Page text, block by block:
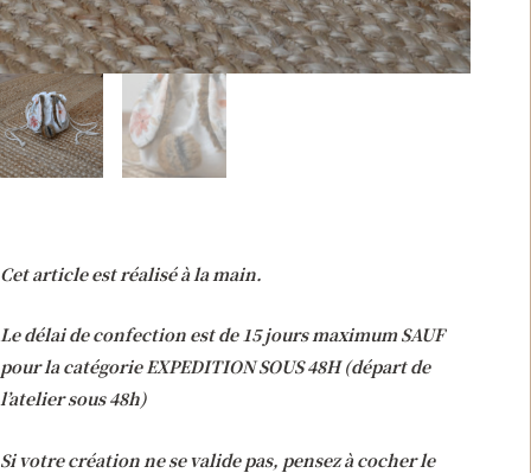
Cet article est réalisé à la main.
Le délai de confection est de 15 jours maximum SAUF
pour la catégorie EXPEDITION SOUS 48H (départ de
l’atelier sous 48h)
Si votre création ne se valide pas, pensez à cocher le